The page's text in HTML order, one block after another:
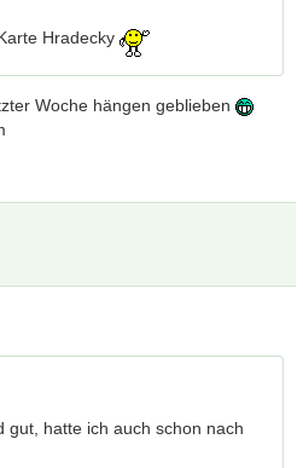
Hradecky
Woche hängen geblieben
gut, hatte ich auch schon nach